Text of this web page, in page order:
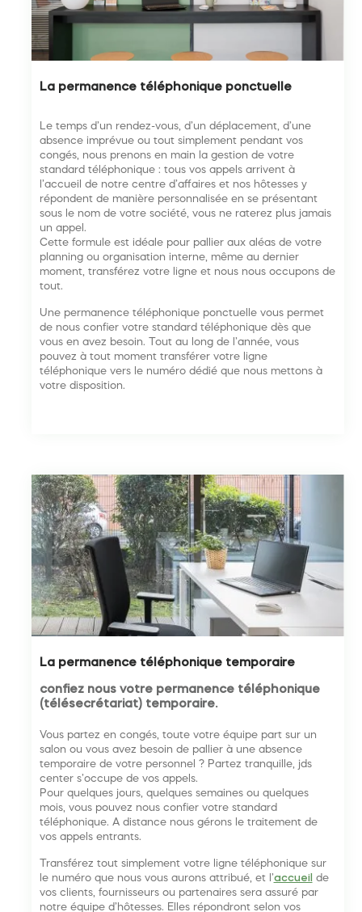
La permanence téléphonique ponctuelle
Le temps d’un rendez-vous, d’un déplacement, d’une
absence imprévue ou tout simplement pendant vos
congés, nous prenons en main la gestion de votre
standard téléphonique : tous vos appels arrivent à
l’accueil de notre centre d’affaires et nos hôtesses y
répondent de manière personnalisée en se présentant
sous le nom de votre société, vous ne raterez plus jamais
un appel.
Cette formule est idéale pour pallier aux aléas de votre
planning ou organisation interne, même au dernier
moment, transférez votre ligne et nous nous occupons de
tout.
Une permanence téléphonique ponctuelle vous permet
de nous confier votre standard téléphonique dès que
vous en avez besoin. Tout au long de l’année, vous
pouvez à tout moment transférer votre ligne
téléphonique vers le numéro dédié que nous mettons à
votre disposition.
La permanence téléphonique temporaire
confiez nous votre permanence téléphonique
(télésecrétariat) temporaire.
Vous partez en congés, toute votre équipe part sur un
salon ou vous avez besoin de pallier à une absence
temporaire de votre personnel ? Partez tranquille, jds
center s’occupe de vos appels.
Pour quelques jours, quelques semaines ou quelques
mois, vous pouvez nous confier votre standard
téléphonique. A distance nous gérons le traitement de
vos appels entrants.
Transférez tout simplement votre ligne téléphonique sur
le numéro que nous vous aurons attribué, et l’accueil
de
vos clients, fournisseurs ou partenaires sera assuré par
notre équipe d’hôtesses. Elles répondront selon vos